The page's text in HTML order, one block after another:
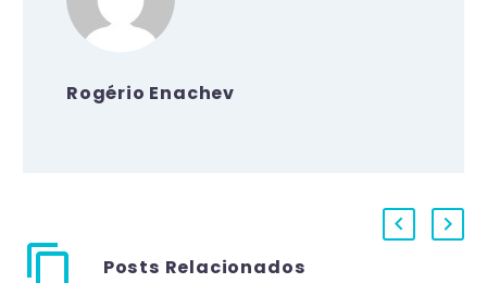
Rogério Enachev
Posts Relacionados